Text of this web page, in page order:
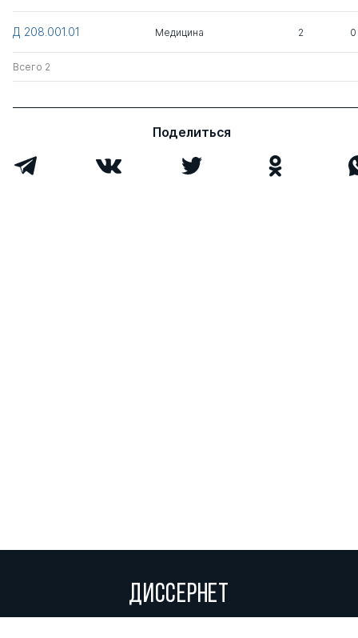
Д 208.001.01 Медицина 2 0
Всего 2
Поделиться
ДИССЕРНЕТ